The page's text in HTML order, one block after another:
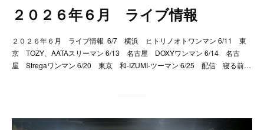
２０２６年６月 ライブ情報
２０２６年６月 ライブ情報 6/7 横浜 ヒトリノオトワンマン 6/11 東
京 TOZY、AATAスリーマン 6/13 名古屋 DOXYワンマン 6/14 名古
屋 Stregaワンマン 6/20 東京 和-IZUMI-ツーマン 6/25 配信 寝る前…